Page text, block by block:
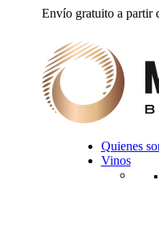
Envío gratuito a partir
Quienes
Vinos